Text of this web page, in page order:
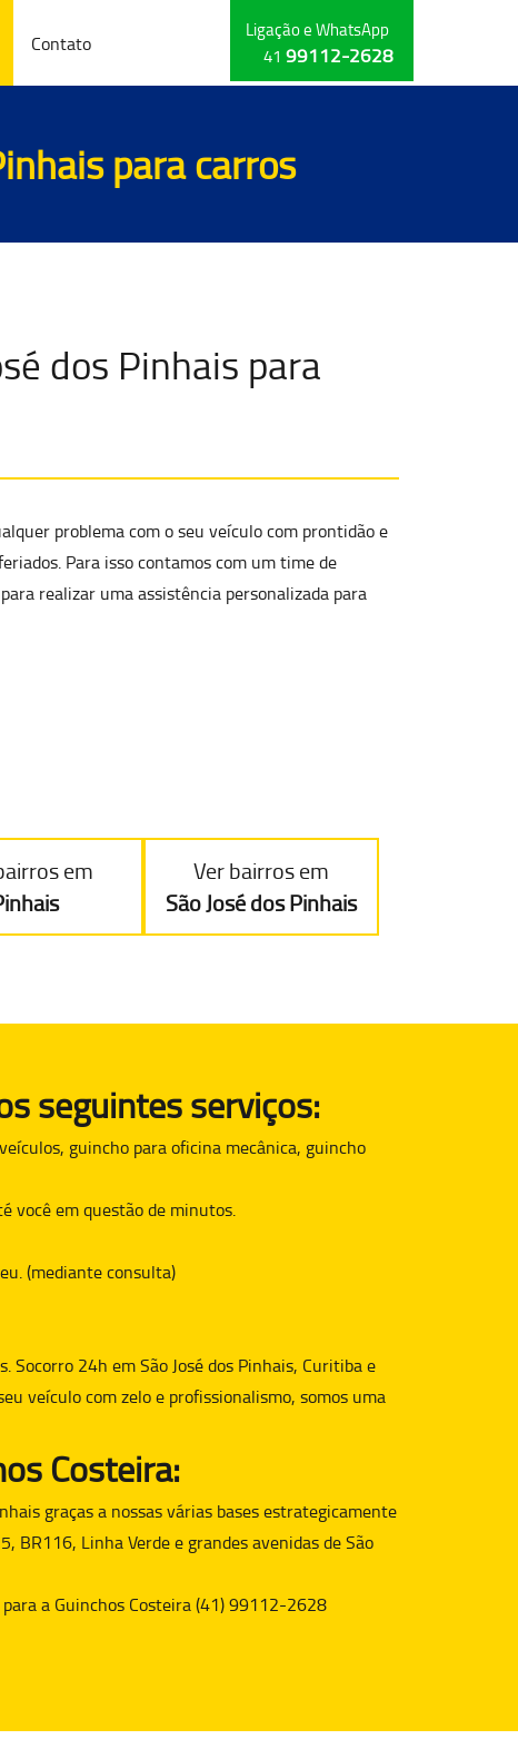
Contato
Ligação e WhatsApp
41 99112-2628
paracarros
dos Pinhais para
problema com o seu veículo com prontidão e
Para isso contamos com um time de
realizar umaassistência personalizada para
em
Ver bairros em
São José dos Pinhais
seguintes serviços:
guincho para oficina mecânica, guincho
você em questão de minutos.
(mediante consulta)
Socorro 24h em São José dos Pinhais, Curitiba e
veículo com zelo e profissionalismo, somos uma
Costeira:
graças a nossas várias bases estrategicamente
BR116, Linha Verde e grandes avenidas de São
a Guinchos Costeira (41) 99112-2628